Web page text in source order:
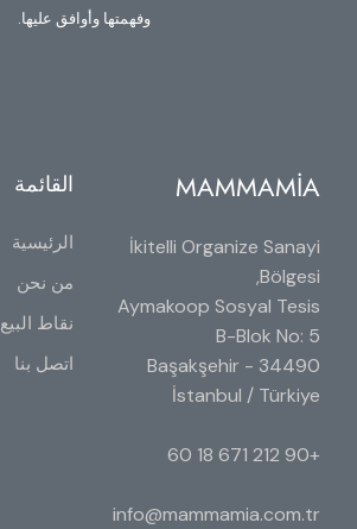
وفهمتها وأوافق عليها.
MAMMAMİA
İkitelli Organize Sanayi
Bölgesi,
Aymakoop Sosyal Tesis
B-Blok No: 5
34490 Başakşehir -
İstanbul / Türkiye
+90 212 671 18 60
info@mammamia.com.tr
القائمة
الرئيسية
من نحن
نقاط البيع
اتصل بنا